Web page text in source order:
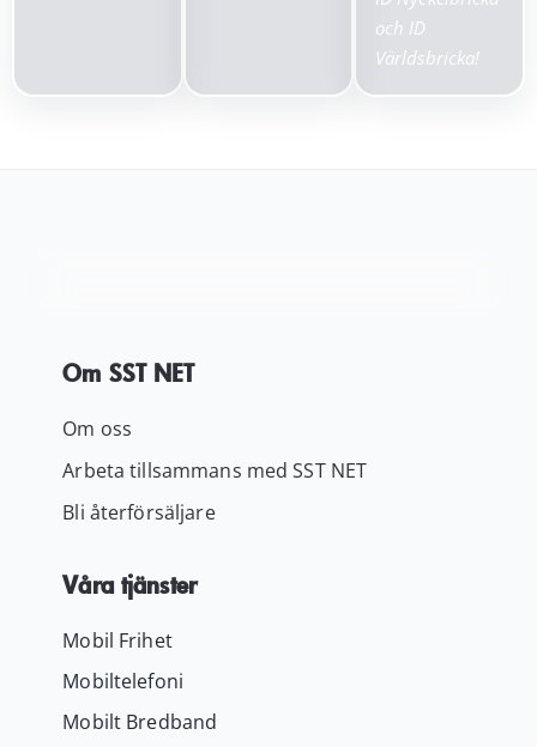
och ID
Världsbricka!
Om SST NET
Om oss
Arbeta tillsammans med SST NET
Bli återförsäljare
Våra tjänster
Mobil Frihet
Mobiltelefoni
Mobilt Bredband